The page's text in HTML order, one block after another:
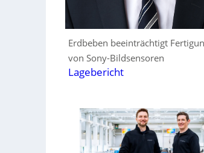
Erdbeben beeinträchtigt
von Sony-Bildsensoren
Lagebericht